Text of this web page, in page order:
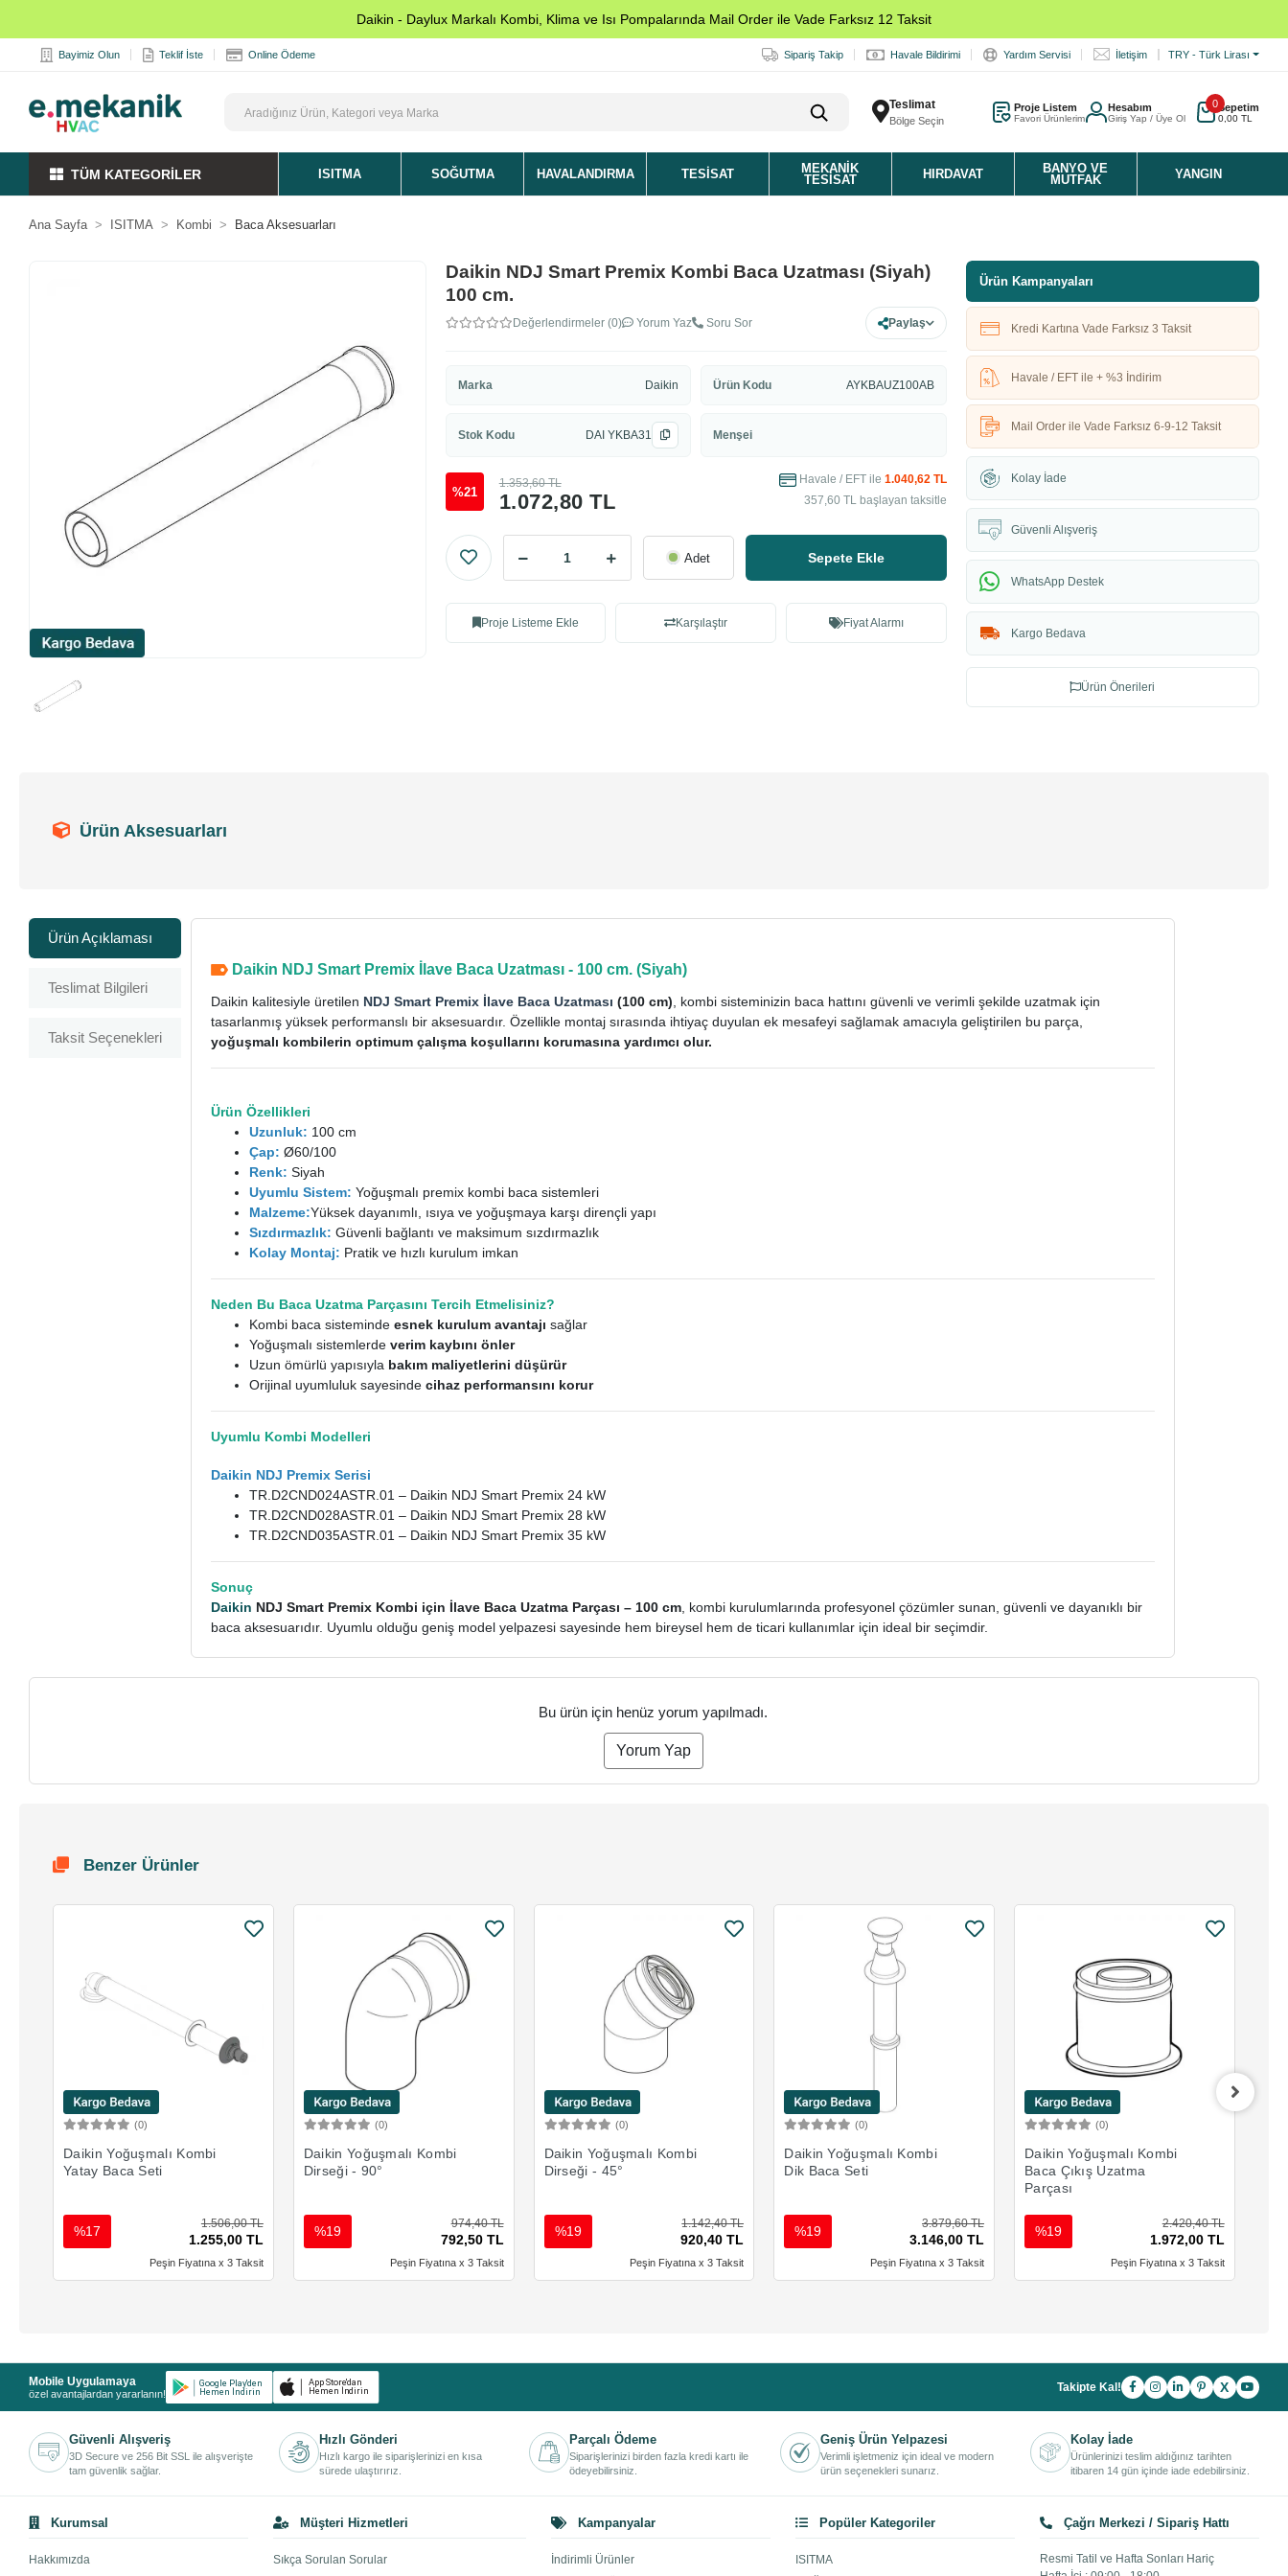
Daikin - Daylux Markalı Kombi, Klima ve Isı Pompalarında Mail Order ile Vade Farksız 12 Taksit
Bayimiz Olun Teklif İste Online Ödeme Sipariş Takip Havale Bildirimi Yardım Servisi İletişim TRY - Türk Lirası
Teslimat
Bölge Seçin
Proje Listem
Favori Ürünlerim
Hesabım
Giriş Yap / Üye Ol
0Sepetim
0,00 TL
TÜM KATEGORİLER ISITMA SOĞUTMA HAVALANDIRMA TESISAT
MEKANIK
TESISAT
HIRDAVAT
BANYO VE
MUTFAK
YANGIN
Ana Sayfa ISITMA Kombi Baca Aksesuarları
Daikin NDJ Smart Premix Kombi Baca Uzatması (Siyah)
100 cm.
Değerlendirmeler (0) Yorum Yaz Soru Sor Paylaş
Marka Daikin Ürün Kodu AYKBAUZ100AB
Stok Kodu DAI YKBA31 Menşei
%21 1.072,80 TL
1.353,60 TL Havale / EFT ile 1.040,62 TL
357,60 TL başlayan taksitle
Adet Sepete Ekle
Proje Listeme Ekle Karşılaştır Fiyat Alarmı
Ürün Kampanyaları
Kredi Kartına Vade Farksız 3 Taksit
Havale / EFT ile + %3 İndirim
Mail Order ile Vade Farksız 6-9-12 Taksit
Kolay İade
Güvenli Alışveriş
WhatsApp Destek
Kargo Bedava
Ürün Önerileri
Ürün Aksesuarları
Ürün Açıklaması
Teslimat Bilgileri
Taksit Seçenekleri
Daikin NDJ Smart Premix İlave Baca Uzatması - 100 cm. (Siyah)
Daikin kalitesiyle üretilen NDJ Smart Premix İlave Baca Uzatması (100 cm) , kombi sisteminizin baca hattını güvenli ve verimli şekilde uzatmak için
tasarlanmış yüksek performanslı bir aksesuardır. Özellikle montaj sırasında ihtiyaç duyulan ek mesafeyi sağlamak amacıyla geliştirilen bu parça,
yoğuşmalı kombilerin optimum çalışma koşullarını korumasına yardımcı olur.
Ürün Özellikleri
Uzunluk: 100 cm
Çap:Ø60/100
Renk: Siyah
Uyumlu Sistem: Yoğuşmalı premix kombi baca sistemleri
Malzeme:Yüksek dayanımlı, ısıya ve yoğuşmaya karşı dirençli yapı
Sızdırmazlık: Güvenli bağlantı ve maksimum sızdırmazlık
Kolay Montaj: Pratik ve hızlı kurulum imkan
Neden Bu Baca Uzatma Parçasını Tercih Etmelisiniz?
Kombi baca sistemindeesnek kurulum avantajı sağlar
Yoğuşmalı sistemlerdeverim kaybını önler
Uzun ömürlü yapısıyla bakım maliyetlerini düşürür
Orijinal uyumluluk sayesindecihaz performansını korur
Uyumlu Kombi Modelleri
Daikin NDJ Premix Serisi
TR.D2CND024ASTR.01 – Daikin NDJ Smart Premix 24 kW
TR.D2CND028ASTR.01 – Daikin NDJ Smart Premix 28 kW
TR.D2CND035ASTR.01 – Daikin NDJ Smart Premix 35 kW
Sonuç
Daikin NDJ Smart Premix Kombi için İlave Baca Uzatma Parçası – 100 cm , kombi kurulumlarında profesyonel çözümler sunan, güvenli ve dayanıklı bir
baca aksesuarıdır. Uyumlu olduğu geniş model yelpazesi sayesinde hem bireysel hem de ticari kullanımlar için ideal bir seçimdir.
Bu ürün için henüz yorum yapılmadı.
Yorum Yap
Benzer Ürünler
(0)
Daikin Yoğuşmalı Kombi
Yatay Baca Seti
1.506,00 TL
1.255,00 TL
%17
Peşin Fiyatına x 3 Taksit
(0)
Daikin Yoğuşmalı Kombi
Dirseği - 90°
974,40 TL
792,50 TL
%19
Peşin Fiyatına x 3 Taksit
(0)
Daikin Yoğuşmalı Kombi
Dirseği - 45°
1.142,40 TL
920,40 TL
%19
Peşin Fiyatına x 3 Taksit
(0)
Daikin Yoğuşmalı Kombi
Dik Baca Seti
3.879,60 TL
3.146,00 TL
%19
Peşin Fiyatına x 3 Taksit
(0)
Daikin Yoğuşmalı Kombi
Baca Çıkış Uzatma
Parçası
2.420,40 TL
1.972,00 TL
%19
Peşin Fiyatına x 3 Taksit
Mobile Uygulamaya
özel avantajlardan yararlanın! Takipte Kal! X
Güvenli Alışveriş
3D Secure ve 256 Bit SSL ile alışverişte
tam güvenlik sağlar.
Hızlı Gönderi
Hızlı kargo ile siparişlerinizi en kısa
sürede ulaştırırız.
Parçalı Ödeme
Siparişlerinizi birden fazla kredi kartı ile
ödeyebilirsiniz.
Geniş Ürün Yelpazesi
Verimli işletmeniz için ideal ve modern
ürün seçenekleri sunarız.
Kolay İade
Ürünlerinizi teslim aldığınız tarihten
itibaren 14 gün içinde iade edebilirsiniz.
Kurumsal
Hakkımızda
Müşteri Hizmetleri
Sıkça Sorulan Sorular
Kampanyalar
İndirimli Ürünler
Popüler Kategoriler
ISITMA
Çağrı Merkezi / Sipariş Hattı
Resmi Tatil ve Hafta Sonları Hariç